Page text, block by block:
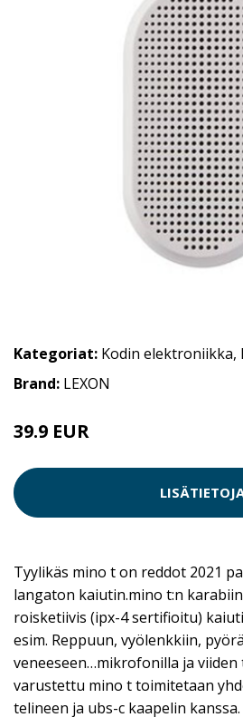
Kategoriat: Kodin elektroniikka,
Brand: LEXON
39.9 EUR
Tyylikäs mino t on reddot 2021
langaton kaiutin.mino t:n
roisketiivis (ipx-4 sertifioitu)
esim. Reppuun, vyölenkkiin,
veneeseen…mikrofonilla ja
varustettu mino t toimitetaan
telineen ja ubs-c kaapelin kanssa.